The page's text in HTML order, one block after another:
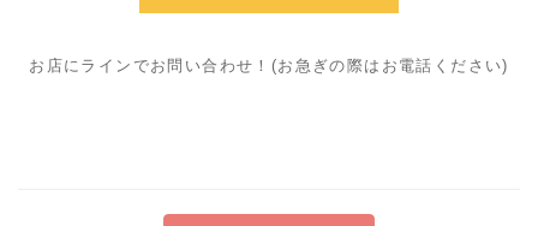
お店にラインでお問い合わせ！(お急ぎの際はお電話ください)